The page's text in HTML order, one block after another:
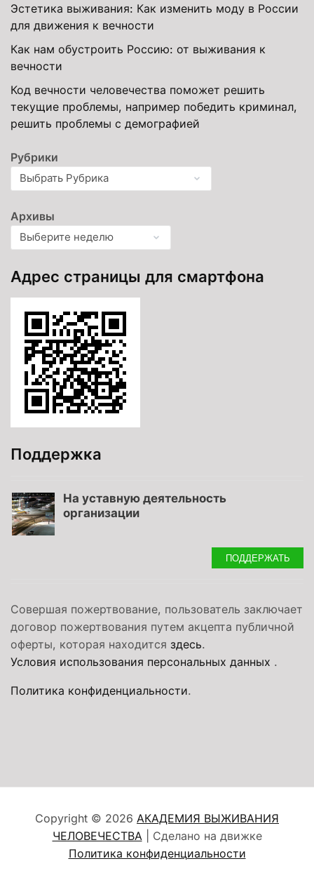
Эстетика выживания: Как изменить моду в России
для движения к вечности
Как нам обустроить Россию: от выживания к
вечности
Код вечности человечества поможет решить
текущие проблемы, например победить криминал,
решить проблемы с демографией
Рубрики
Архивы
Адрес страницы для смартфона
Поддержка
На уставную деятельность
организации
ПОДДЕРЖАТЬ
Совершая пожертвование, пользователь заключает
договор пожертвования путем акцепта публичной
оферты, которая находится здесь.
Условия использования персональных данных .
Политика конфиденциальности.
Copyright © 2026 АКАДЕМИЯ ВЫЖИВАНИЯ
ЧЕЛОВЕЧЕСТВА | Сделано на движке
Политика конфиденциальности